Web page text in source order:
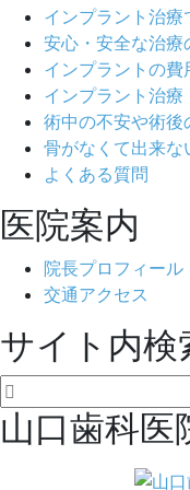
インプラント治
安心・安全な治療
インプラントの費
インプラント治療
術中の不安や術
骨がなくて出来
よくある質問
医院案内
院長プロフィール
交通アクセス
サイト内検
山口歯科医